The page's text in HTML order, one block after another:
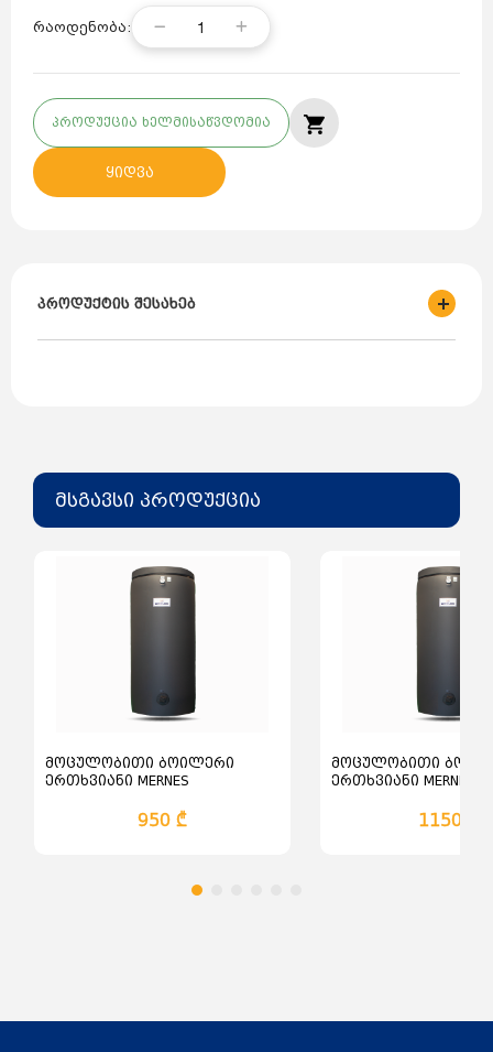
რაოდენობა: 1
პროდუქცია ხელმისაწვდომია
ყიდვა
პროდუქტის შესახებ
ოპერაციული წნევა: 10 ბარი
იზოლაცია
: შუშის ბამბა
მსგავსი პროდუქცია
მოცულობითი ბოილერი
ერთხვიანი MERNES
950 ₾
მოცულობითი
ერთხვიანი MERNES
1150 ₾